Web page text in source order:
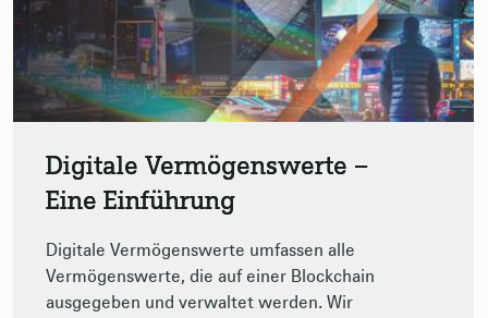
Digitale Vermögenswerte –
Eine Einführung
Digitale Vermögenswerte umfassen alle
Vermögenswerte, die auf einer Blockchain
ausgegeben und verwaltet werden. Wir